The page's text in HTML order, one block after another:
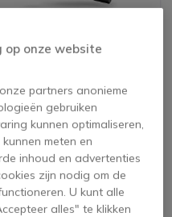
MS Stereo USB A
210,95 €
174,95 € ex. BTW -17%
op onze website
partners anonieme
gebruiken
kunnen optimaliseren,
meten en
inhoud en advertenties
zijn nodig om de
U kunt alle
alles" te klikken